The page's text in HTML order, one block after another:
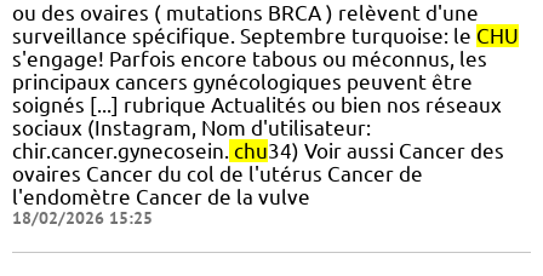
ou des ovaires ( mutations BRCA ) relèvent d'une
surveillance spécifique. Septembre turquoise: le CHU
s'engage! Parfois encore tabous ou méconnus, les
principaux cancers gynécologiques peuvent être
soignés [...] rubrique Actualités ou bien nos réseaux
sociaux (Instagram, Nom d'utilisateur:
chir.cancer.gynecosein. chu34) Voir aussi Cancer des
ovaires Cancer du col de l'utérus Cancer de
l'endomètre Cancer de la vulve
18/02/2026 15:25